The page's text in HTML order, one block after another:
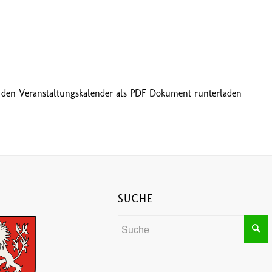
Veranstaltungskalender als PDF Dokument runterladen
SUCHE